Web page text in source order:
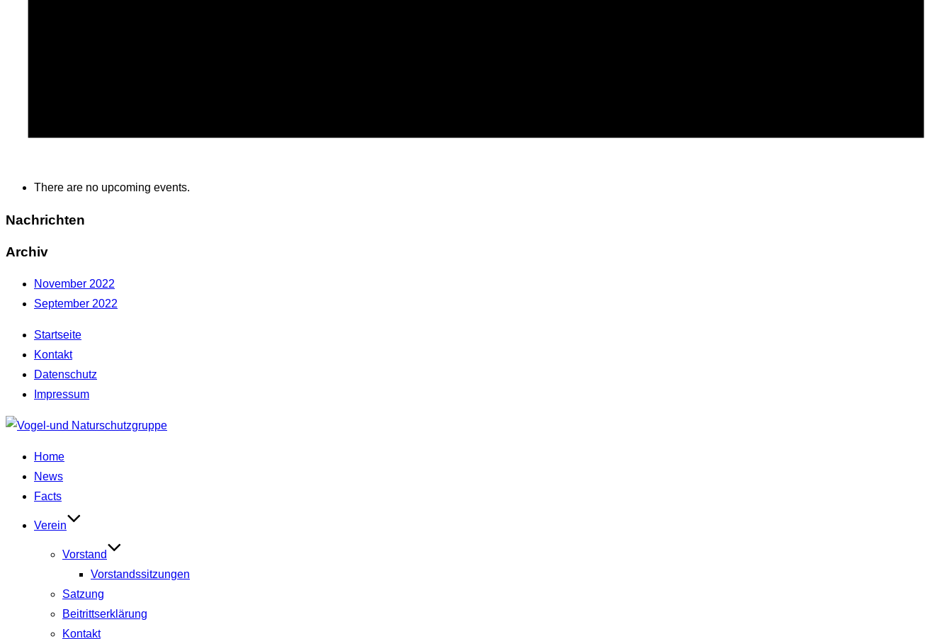
There are no upcoming events.
Nachrichten
Archiv
November 2022
September 2022
Startseite
Kontakt
Datenschutz
Impressum
Zum
springen
Home
News
Facts
Verein
Vorstand
Vorstandssitzungen
Satzung
Beitrittserklärung
Kontakt